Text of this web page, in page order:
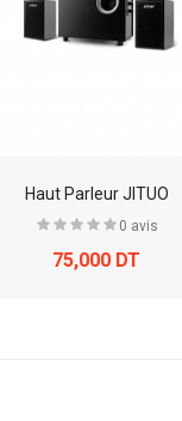
Haut Parleur JITUO
0 avis
75,000 DT